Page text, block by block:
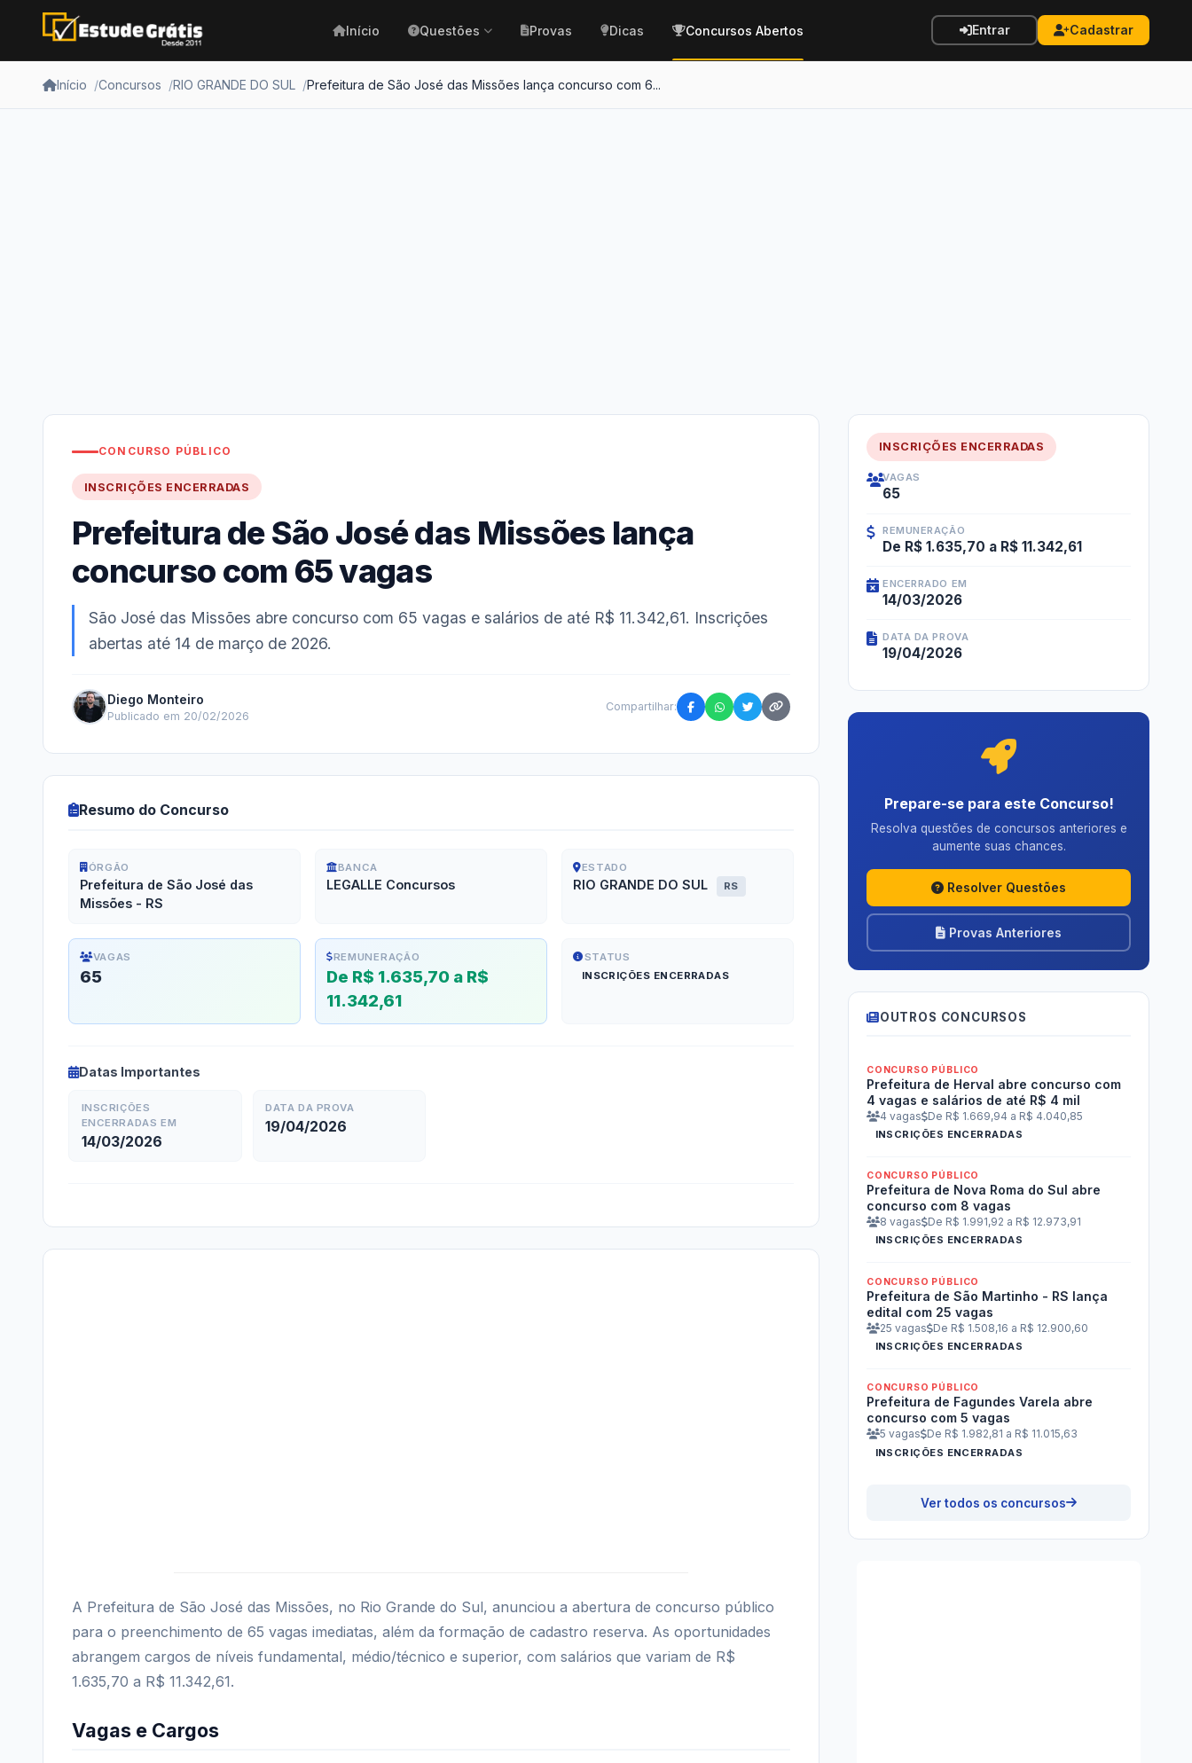
Início Questões Provas Dicas Concursos Abertos Entrar Cadastrar
Início Concursos RIO GRANDE DO SUL Prefeitura de São José das Missões lança concurso com 6...
CONCURSO PÚBLICO
INSCRIÇÕES ENCERRADAS
Prefeitura de São José das Missões lança
concurso com 65 vagas
São José das Missões abre concurso com 65 vagas e salários de até R$ 11.342,61. Inscrições
abertas até 14 de março de 2026.
Diego Monteiro
Publicado em 20/02/2026
Compartilhar:
Resumo do Concurso
ÓRGÃO
Prefeitura de São José das
Missões - RS
BANCA
LEGALLE Concursos
ESTADO
RIO GRANDE DO SUL RS
VAGAS
65
REMUNERAÇÃO
De R$ 1.635,70 a R$
11.342,61
STATUS
INSCRIÇÕES ENCERRADAS
Datas Importantes
INSCRIÇÕES
ENCERRADAS EM
14/03/2026
DATA DA PROVA
19/04/2026
A Prefeitura de São José das Missões, no Rio Grande do Sul, anunciou a abertura de concurso público
para o preenchimento de 65 vagas imediatas, além da formação de cadastro reserva. As oportunidades
abrangem cargos de níveis fundamental, médio/técnico e superior, com salários que variam de R$
1.635,70 a R$ 11.342,61.
Vagas e Cargos
INSCRIÇÕES ENCERRADAS
VAGAS
65
REMUNERAÇÃO
De R$ 1.635,70 a R$ 11.342,61
ENCERRADO EM
14/03/2026
DATA DA PROVA
19/04/2026
Prepare-se para este Concurso!
Resolva questões de concursos anteriores e
aumente suas chances.
Resolver Questões
Provas Anteriores
OUTROS CONCURSOS
CONCURSO PÚBLICO
Prefeitura de Herval abre concurso com
4 vagas e salários de até R$ 4 mil
4 vagas De R$ 1.669,94 a R$ 4.040,85
INSCRIÇÕES ENCERRADAS
CONCURSO PÚBLICO
Prefeitura de Nova Roma do Sul abre
concurso com 8 vagas
8 vagas De R$ 1.991,92 a R$ 12.973,91
INSCRIÇÕES ENCERRADAS
CONCURSO PÚBLICO
Prefeitura de São Martinho - RS lança
edital com 25 vagas
25 vagas De R$ 1.508,16 a R$ 12.900,60
INSCRIÇÕES ENCERRADAS
CONCURSO PÚBLICO
Prefeitura de Fagundes Varela abre
concurso com 5 vagas
5 vagas De R$ 1.982,81 a R$ 11.015,63
INSCRIÇÕES ENCERRADAS
Ver todos os concursos